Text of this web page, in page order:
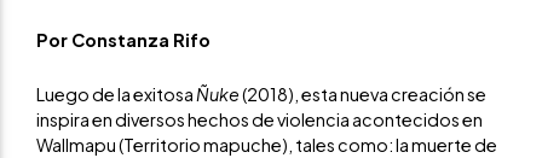
Por Constanza Rifo
Luego de la exitosa Ñuke(2018), esta nueva creación se
inspira en diversos hechos de violencia acontecidos en
Wallmapu (Territorio mapuche), tales como: la muerte de